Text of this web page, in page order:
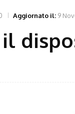
Aggiornato il: 9
il